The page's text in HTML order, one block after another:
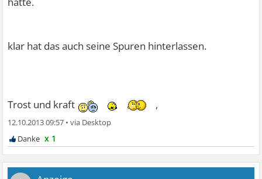
klar hat das auch seine Spuren hinterlassen.
Trost und kraft ,
12.10.2013 09:57 •
x 1